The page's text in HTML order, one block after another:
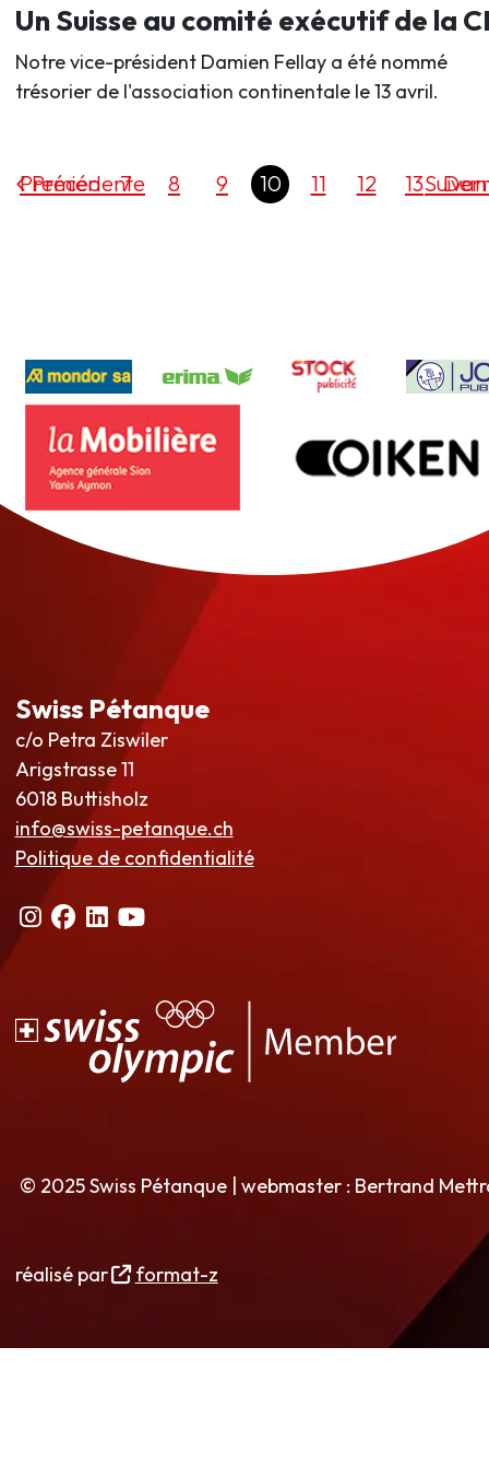
Un Suisse au comité exécutif de la
Notre vice-président Damien Fellay a été nommé
trésorier de l'association continentale le 13 avril.
Précédente
Premier 7 8 9 10 11 12 13
Swiss Pétanque
c/o Petra Ziswiler
Arigstrasse 11
6018 Buttisholz
info@swiss-petanque.ch
Politique de confidentialité
© 2025 Swiss Pétanque | webmaster : Bertrand
réalisé par format-z